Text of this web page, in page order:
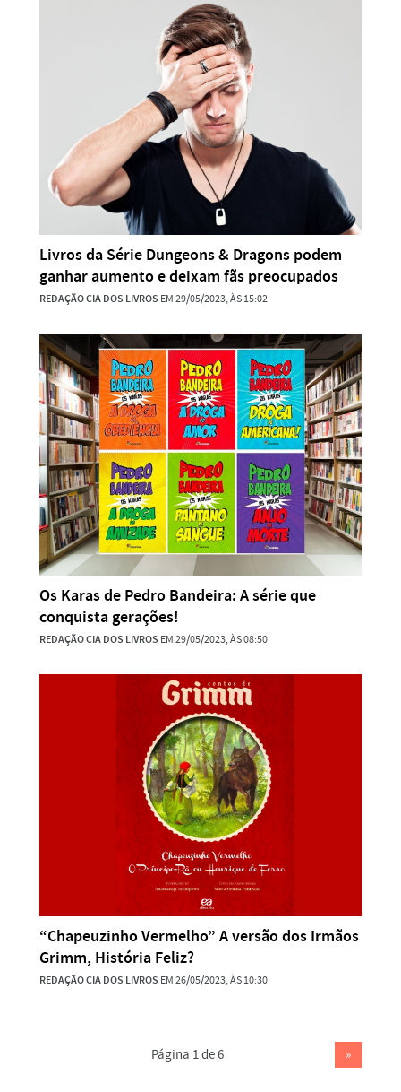
Livros da Série Dungeons & Dragons podem
ganhar aumento e deixam fãs preocupados
REDAÇÃO CIA DOS LIVROS EM 29/05/2023, ÀS 15:02
Os Karas de Pedro Bandeira: A série que
conquista gerações!
REDAÇÃO CIA DOS LIVROS EM 29/05/2023, ÀS 08:50
“Chapeuzinho Vermelho” A versão dos Irmãos
Grimm, História Feliz?
REDAÇÃO CIA DOS LIVROS EM 26/05/2023, ÀS 10:30
Página 1 de 6 »